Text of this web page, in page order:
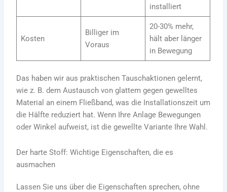
installiert
Kosten
Billiger im
Voraus
20-30% mehr,
hält aber länger
in Bewegung
Das haben wir aus praktischen Tauschaktionen gelernt,
wie z. B. dem Austausch von glattem gegen gewelltes
Material an einem Fließband, was die Installationszeit um
die Hälfte reduziert hat. Wenn Ihre Anlage Bewegungen
oder Winkel aufweist, ist die gewellte Variante Ihre Wahl.
Der harte Stoff: Wichtige Eigenschaften, die es
ausmachen
Lassen Sie uns über die Eigenschaften sprechen, ohne